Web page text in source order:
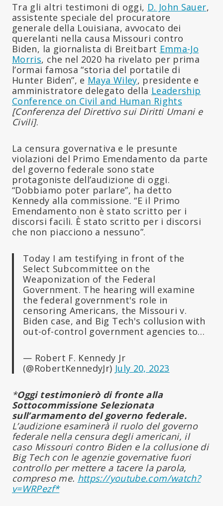
Tra gli altri testimoni di oggi, D. John Sauer,
assistente speciale del procuratore
generale della Louisiana, avvocato dei
querelanti nella causa Missouri contro
Biden, la giornalista di Breitbart Emma-Jo
Morris, che nel 2020 ha rivelato per prima
l’ormai famosa “storia del portatile di
Hunter Biden”, e Maya Wiley, presidente e
amministratore delegato della Leadership
Conference on Civil and Human Rights
[Conferenza del Direttivo sui Diritti Umani e
Civili].
La censura governativa e le presunte
violazioni del Primo Emendamento da parte
del governo federale sono state
protagoniste dell’audizione di oggi.
“Dobbiamo poter parlare”, ha detto
Kennedy alla commissione. “E il Primo
Emendamento non è stato scritto per i
discorsi facili. È stato scritto per i discorsi
che non piacciono a nessuno”.
Today I am testifying in front of the
Select Subcommittee on the
Weaponization of the Federal
Government. The hearing will examine
the federal government's role in
censoring Americans, the Missouri v.
Biden case, and Big Tech's collusion with
out-of-control government agencies to…
— Robert F. Kennedy Jr
(@RobertKennedyJr) July 20, 2023
*Oggi testimonierò di fronte alla
Sottocommissione Selezionata
sull’armamento del governo federale.
L’audizione esaminerà il ruolo del governo
federale nella censura degli americani, il
caso Missouri contro Biden e la collusione di
Big Tech con le agenzie governative fuori
controllo per mettere a tacere la parola,
compreso me. https://youtube.com/watch?
v=WRPezf*